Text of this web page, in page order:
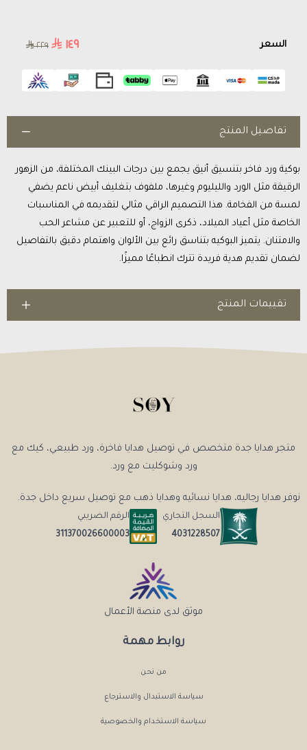
السعر ١٤٩ ٢٢٩
تفاصيل المنتج
بوكية ورد فاخر بتنسيق أنيق يجمع بين درجات البينك المختلفة، من الزهور
الرقيقة مثل الورد والليليوم وغيرها، ملفوف بتغليف أبيض ناعم يضفي
لمسة من الفخامة. هذا التصميم الراقي مثالي لتقديمه في المناسبات
الخاصة مثل أعياد الميلاد، ذكرى الزواج، أو للتعبير عن مشاعر الحب
والامتنان. يتميز البوكيه بتناسق رائع بين الألوان واهتمام دقيق بالتفاصيل
لضمان تقديم هدية فريدة تترك انطباعًا مميزًا.
تقييمات المنتج
روابط مهمة
من نحن
سياسة الاستبدال والاسترجاع
سياسة الاستخدام والخصوصية
متجر هدايا جدة متخصص في توصيل هدايا فاخرة، ورد طبيعي، كيك مع
ورد وشوكليت مع ورد.
نوفر هدايا رجاليه، هدايا نسائيه وهدايا ذهب مع توصيل سريع داخل جدة.
السجل التجاري
4031228507
الرقم الضريبي
311370026600003
موثق لدى منصة الأعمال